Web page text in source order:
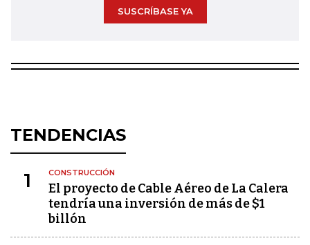
SUSCRÍBASE YA
TENDENCIAS
1 CONSTRUCCIÓN
El proyecto de Cable Aéreo de La Calera
tendría una inversión de más de $1
billón